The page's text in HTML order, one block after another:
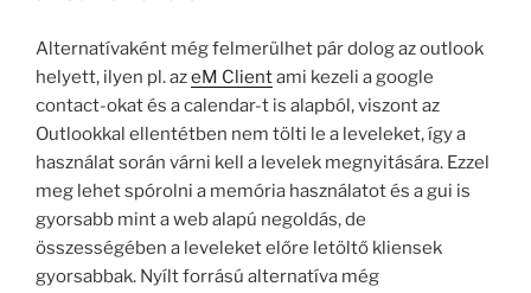
Alternatívaként még felmerülhet pár dolog az outlook
helyett, ilyen pl. azeM Clientami kezeli a google
contact-okat és a calendar-t is alapból, viszont az
Outlookkal ellentétben nem tölti le a leveleket, így a
használat során várni kell a levelek megnyitására. Ezzel
meg lehet spórolni a memória használatot és a gui is
gyorsabb mint a web alapú negoldás, de
összességében a leveleket előre letöltő kliensek
gyorsabbak. Nyílt forrású alternatíva még